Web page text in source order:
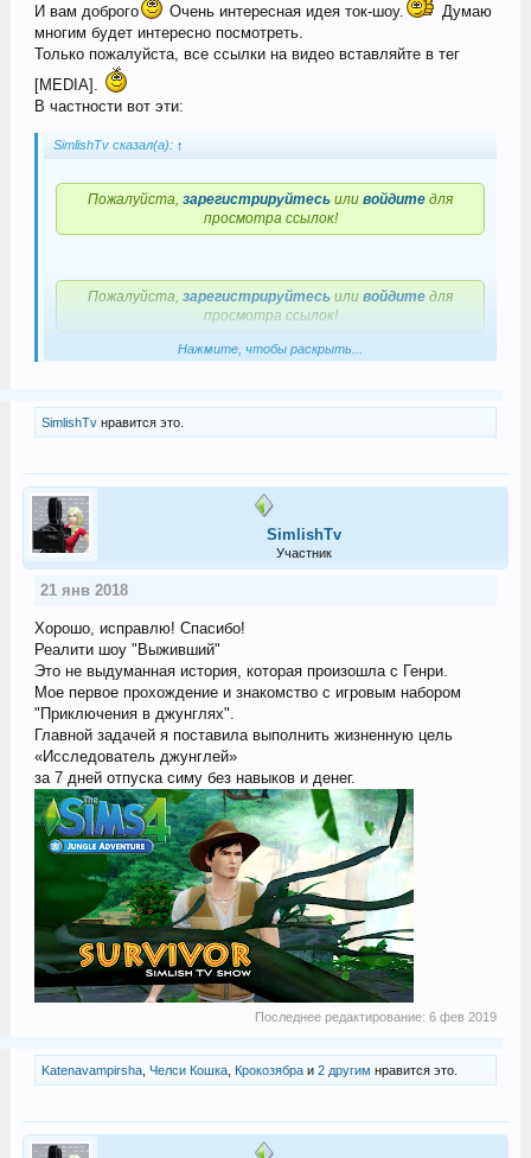
И вам доброго Очень интересная идея ток-шоу.
Думаю
многим будет интересно посмотреть.
Только пожалуйста, все ссылки на видео вставляйте в тег
[MEDIA].
В частности вот эти:
SimlishTv сказал(а): ↑
Пожалуйста, зарегистрируйтесь или войдите для
просмотра ссылок!
Пожалуйста, зарегистрируйтесь или войдите для
просмотра ссылок!
просмотра ссылок!
Пожалуйста,зарегистрируйтесьиливойдитедля
просмотра ссылок!
Пожалуйста,
Нажмите, чтобы раскрыть...
SimlishTvнравится это.
SimlishTv
Участник
21 янв 2018
Хорошо, исправлю! Спасибо!
Реалити шоу "Выживший"
Это не выдуманная история, которая произошла с Генри.
Мое первое прохождение и знакомство с игровым набором
"Приключения в джунглях".
Главной задачей я поставила выполнить жизненную цель
«Исследователь джунглей»
за 7 дней отпуска симу без навыков и денег.
Последнее редактирование:6 фев 2019
Katenavampirsha, Челси Кошка, Крокозябраи 2 другим нравится это.